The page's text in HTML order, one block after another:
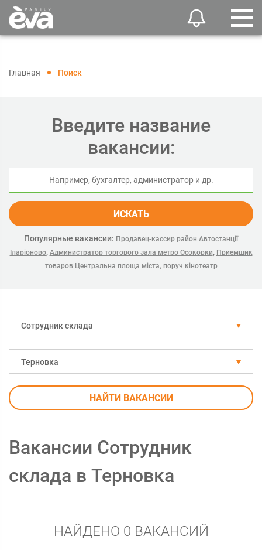
Главная Поиск
Введите название
вакансии:
ИСКАТЬ
Популярные вакансии: Продавец-кассир район Автостанції
Іларіоново, Администратор торгового зала метро Осокорки, Приемщик
товаров Центральна площа міста, поруч кінотеатр
Сотрудник склада
Терновка
НАЙТИ ВАКАНСИИ
Вакансии Сотрудник
склада в Терновка
НАЙДЕНО 0 ВАКАНСИЙ